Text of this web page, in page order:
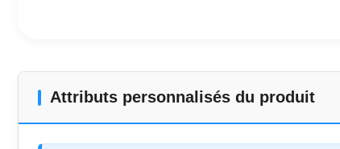
Attributs personnalisés du produit